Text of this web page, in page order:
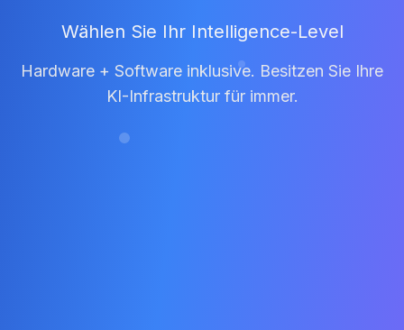
Wählen Sie Ihr Intelligence-Level
Hardware + Software inklusive. Besitzen Sie Ihre
KI-Infrastruktur für immer.